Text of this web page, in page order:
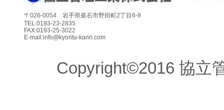
〒026-0054 岩手県釜石市野田町2丁目6-9
TEL:0193-23-2835
FAX:0193-25-3022
E-mail:info@kyoritu-kanri.com
Copyright©2016 協立